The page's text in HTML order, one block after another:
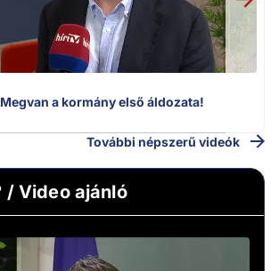
a kormány első áldozata!
További népszerű videók
/ Video ajánló